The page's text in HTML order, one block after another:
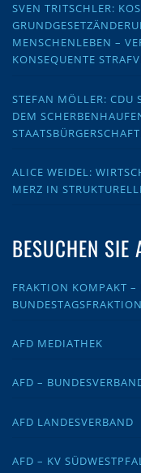
SVEN TRITSCHLER:
MENSCHENLEBEN –
KONSEQUENTE
STEFAN MÖLLER: CDU
DEM
ALICE WEIDEL:
MERZ IN
BESUCHEN SIE
FRAKTION KOMPAKT
BUNDESTAGSFRAKTION
AFD MEDIATHEK
AFD –
AFD LANDESVERBAND
AFD – KV